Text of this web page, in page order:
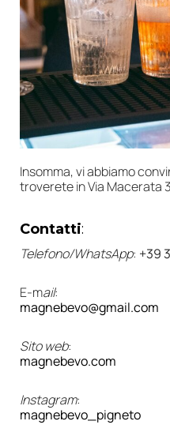
Insomma, vi abbiamo
troverete in Via Macerata
Contatti:
Telefono/WhatsApp: +39
E-mail:
magnebevo@gmail.com
Sito web:
magnebevo.com
Instagram:
magnebevo_pigneto